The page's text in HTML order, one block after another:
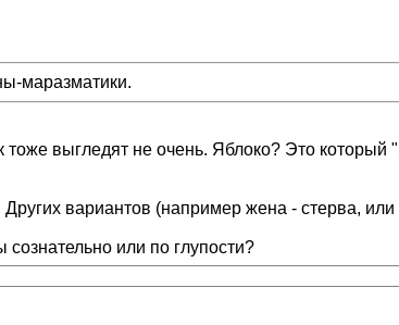
маразматики.
выгледят не очень. Яблоко? Это который
вариантов (например жена - стерва, или
или по глупости?